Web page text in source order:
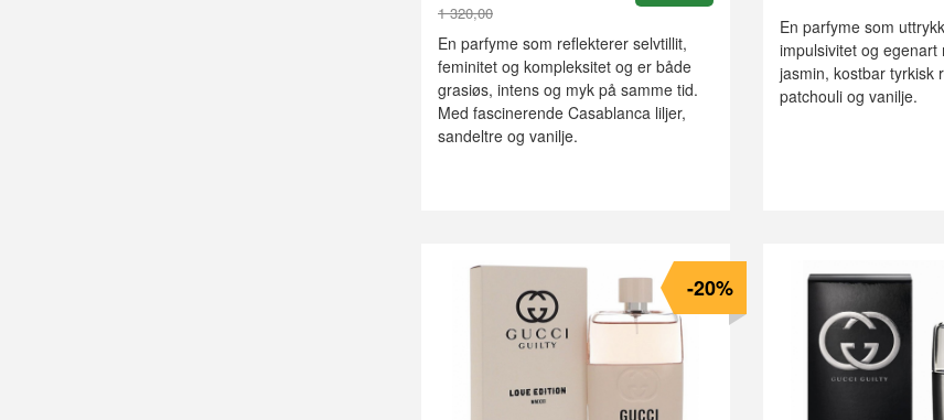
1 320,00
Rabatt
En parfyme som reflekterer selvtillit,
feminitet og kompleksitet og er både
grasiøs, intens og myk på samme tid.
Med fascinerende Casablanca liljer,
sandeltre og vanilje.
En parfyme som
impulsivitet og egenart
jasmin, kostbar tyrkisk
patchouli og vanilje.
-20%